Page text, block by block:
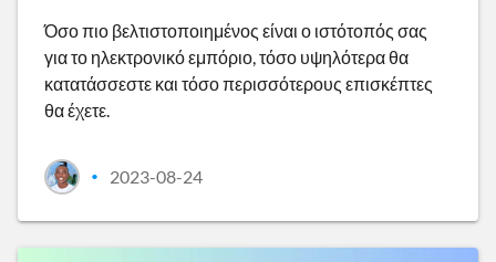
Όσο πιο βελτιστοποιημένος είναι ο ιστότοπός σας
για το ηλεκτρονικό εμπόριο, τόσο υψηλότερα θα
κατατάσσεστε και τόσο περισσότερους επισκέπτες
θα έχετε.
• 2023-08-24